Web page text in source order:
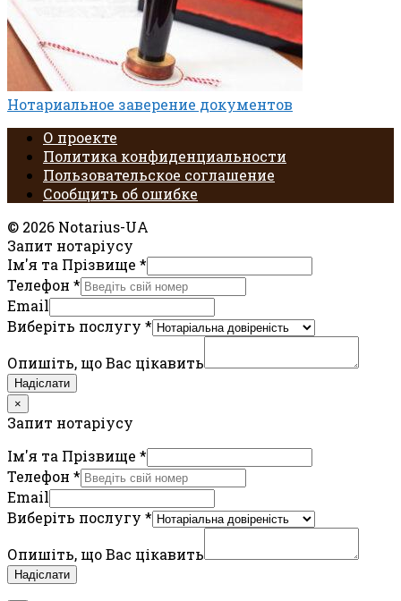
Нотариальное заверение документов
О проекте
Политика конфиденциальности
Пользовательское соглашение
Сообщить об ошибке
© 2026 Notarius-UA
Запит нотаріусу
Ім'я та Прізвище *
Телефон *
Email
Виберіть послугу *
Опишіть, що Вас цікавить
Надіслати
×
Запит нотаріусу
Ім'я та Прізвище *
Телефон *
Email
Виберіть послугу *
Опишіть, що Вас цікавить
Надіслати